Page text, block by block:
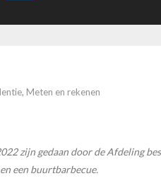
, Meten en rekenen
zijn gedaan door de Afdeling
een buurtbarbecue.